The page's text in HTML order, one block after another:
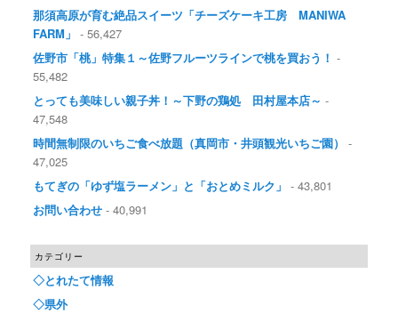
那須高原が育む絶品スイーツ「チーズケーキ工房 MANIWA
FARM」 - 56,427
佐野市「桃」特集１～佐野フルーツラインで桃を買おう！ -
55,482
とっても美味しい親子丼！～下野の鶏処 田村屋本店～ -
47,548
時間無制限のいちご食べ放題（真岡市・井頭観光いちご園）
-
47,025
もてぎの「ゆず塩ラーメン」と「おとめミルク」 - 43,801
お問い合わせ - 40,991
カテゴリー
◇とれたて情報
◇県外